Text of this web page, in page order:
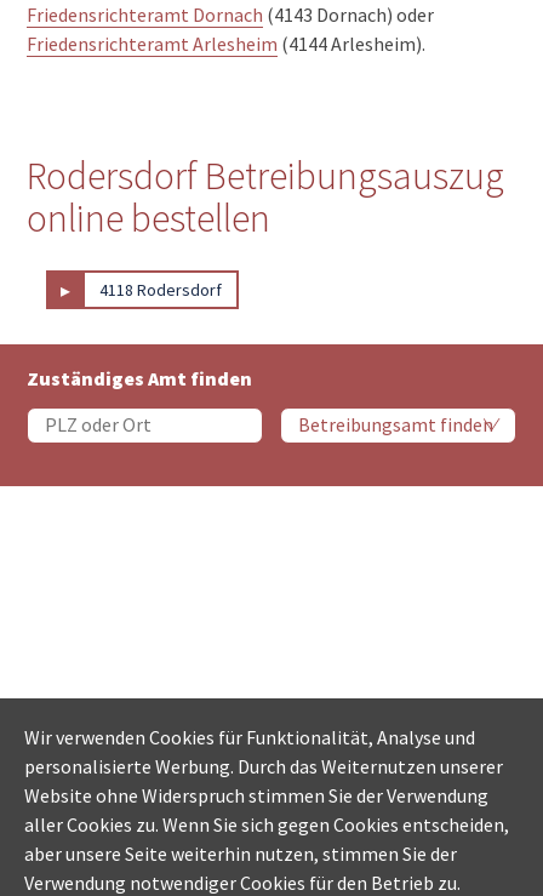
Friedensrichteramt Dornach (4143 Dornach) oder
Friedensrichteramt Arlesheim (4144 Arlesheim).
Rodersdorf Betreibungsauszug
online bestellen
▸ 4118 Rodersdorf
Zuständiges Amt finden
Wir verwenden Cookies für Funktionalität, Analyse und
personalisierte Werbung. Durch das Weiternutzen unserer
Website ohne Widerspruch stimmen Sie der Verwendung
aller Cookies zu. Wenn Sie sich gegen Cookies entscheiden,
aber unsere Seite weiterhin nutzen, stimmen Sie der
Verwendung notwendiger Cookies für den Betrieb zu.